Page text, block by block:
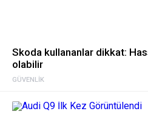
GÜVENLIK
Skoda kullananlar dikkat:
olabilir